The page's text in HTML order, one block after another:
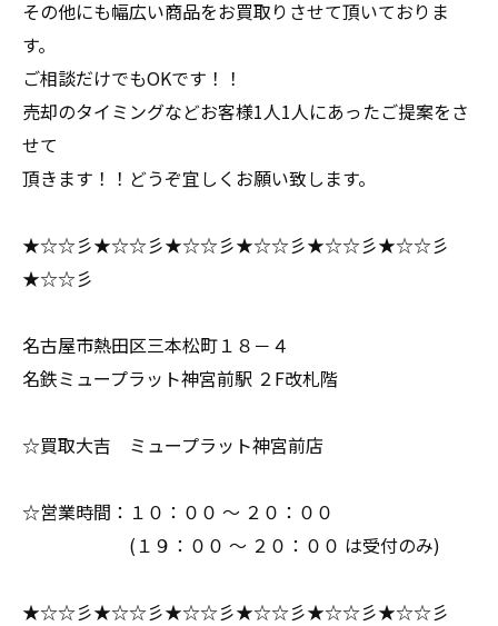
その他にも幅広い商品をお買取りさせて頂いておりま
す。
ご相談だけでもOKです！！
売却のタイミングなどお客様1人1人にあったご提案をさ
せて
頂きます！！どうぞ宜しくお願い致します。
★☆☆彡★☆☆彡★☆☆彡★☆☆彡★☆☆彡★☆☆彡
★☆☆彡
名古屋市熱田区三本松町１８－４
名鉄ミュープラット神宮前駅 ２F改札階
☆買取大吉 ミュープラット神宮前店
☆営業時間：１０：００ ～ ２０：００
(１９：００ ～ ２０：００ は受付のみ)
★☆☆彡★☆☆彡★☆☆彡★☆☆彡★☆☆彡★☆☆彡